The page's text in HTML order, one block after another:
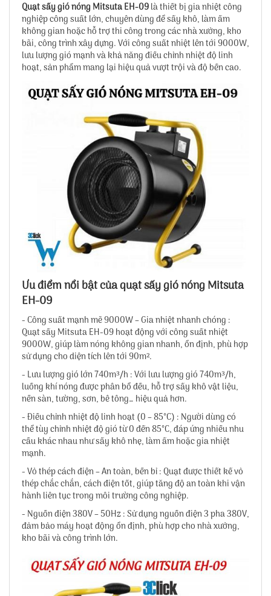
Quạt sấy gió nóng Mitsuta EH-09là thiết bị gia nhiệt công
nghiệp công suất lớn, chuyên dùng để sấy khô, làm ấm
không gian hoặc hỗ trợ thi công trong các nhà xưởng, kho
bãi, công trình xây dựng. Với công suất nhiệt lên tới 9000W,
lưu lượng gió mạnh và khả năng điều chỉnh nhiệt độ linh
hoạt, sản phẩm mang lại hiệu quả vượt trội và độ bền cao.
Ưu điểm nổi bật của quạt sấy gió nóng Mitsuta
EH-09
- Công suất mạnh mẽ 9000W – Gia nhiệt nhanh chóng :
Quạt sấy Mitsuta EH-09 hoạt động với công suất nhiệt
9000W, giúp làm nóng không gian nhanh, ổn định, phù hợp
sử dụng cho diện tích lên tới 90m².
- Lưu lượng gió lớn 740m³/h : Với lưu lượng gió 740m³/h,
luồng khí nóng được phân bổ đều, hỗ trợ sấy khô vật liệu,
nền sàn, tường, sơn, bê tông… hiệu quả hơn.
- Điều chỉnh nhiệt độ linh hoạt (0 – 85°C) : Người dùng có
thể tùy chỉnh nhiệt độ gió từ 0 đến 85°C, đáp ứng nhiều nhu
cầu khác nhau như sấy khô nhẹ, làm ấm hoặc gia nhiệt
mạnh.
- Vỏ thép cách điện – An toàn, bền bỉ : Quạt được thiết kế vỏ
thép chắc chắn, cách điện tốt, giúp tăng độ an toàn khi vận
hành liên tục trong môi trường công nghiệp.
- Nguồn điện 380V – 50Hz : Sử dụng nguồn điện 3 pha 380V,
đảm bảo máy hoạt động ổn định, phù hợp cho nhà xưởng,
kho bãi và công trình lớn.